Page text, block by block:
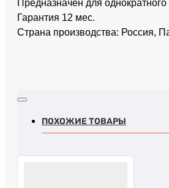
Предназначен для
Гарантия 12 мес.
Страна производства: Россия,
ПОХОЖИЕ ТОВАРЫ